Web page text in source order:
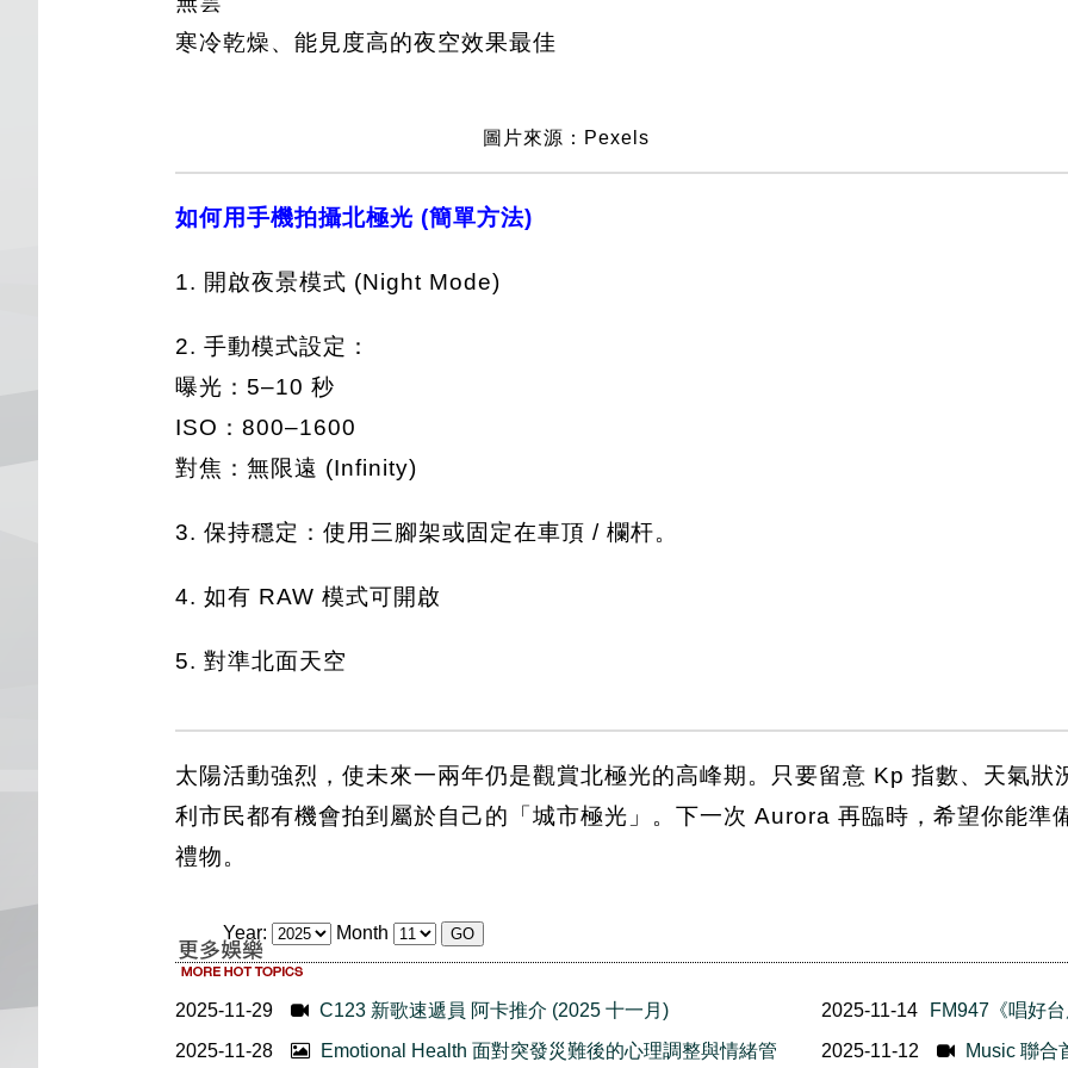
寒冷乾燥、能見度高的夜空效果最佳
圖片來源：Pexels
如何用手機拍攝北極光 (簡單方法)
1. 開啟夜景模式 (Night Mode)
2. 手動模式設定：
曝光：5–10 秒
ISO：800–1600
對焦：無限遠 (Infinity)
3. 保持穩定：使用三腳架或固定在車頂 / 欄杆。
4. 如有 RAW 模式可開啟
5. 對準北面天空
太陽活動強烈，使未來一兩年仍是觀賞北極光的高峰期。只要留意 Kp 指數、天氣
利市民都有機會拍到屬於自己的「城市極光」。下一次 Aurora 再臨時，希望你能準
禮物。
Year: Month
2025-11-29
C123 新歌速遞員 阿卡推介 (2025 十一月)
2025-11-28
Emotional Health 面對突發災難後的心理調整與情緒管
2025-11-14
FM947《唱好
2025-11-12
Music 聯合